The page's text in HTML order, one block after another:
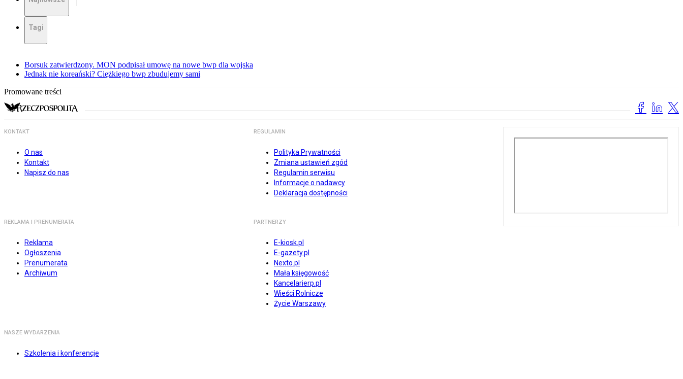
Tagi
Borsuk zatwierdzony. MON podpisał umowę na nowe bwp dla wojska
Jednak nie koreański? Ciężkiego bwp zbudujemy sami
Promowane treści
KONTAKT
O nas
Kontakt
Napisz do nas
REGULAMIN
Polityka Prywatności
Zmiana ustawień zgód
Regulamin serwisu
Informacje o nadawcy
Deklaracja dostępności
REKLAMA I PRENUMERATA
Reklama
Ogłoszenia
Prenumerata
Archiwum
PARTNERZY
E-kiosk.pl
E-gazety.pl
Nexto.pl
Mała księgowość
Kancelarierp.pl
Wieści Rolnicze
Życie Warszawy
NASZE WYDARZENIA
Szkolenia i konferencje